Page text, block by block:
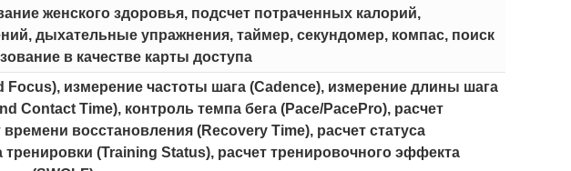
женского здоровья, подсчет потраченных калорий,
дыхательные упражнения, таймер, секундомер, компас, поиск
в качестве карты доступа
измерение частоты шага (Cadence), измерение длины шага
Contact Time), контроль темпа бега (Pace/PacePro), расчет
восстановления (Recovery Time), расчет статуса
(Training Status), расчет тренировочного эффекта